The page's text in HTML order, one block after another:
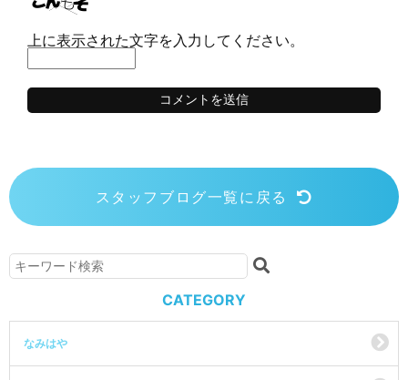
上に表示された文字を入力してください。
スタッフブログ一覧に戻る
CATEGORY
なみはや